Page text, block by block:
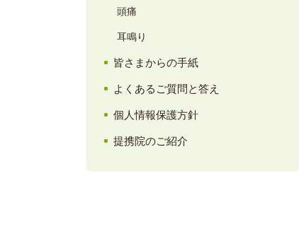
頭痛
耳鳴り
皆さまからの手紙
よくあるご質問と答え
個人情報保護方針
提携院のご紹介